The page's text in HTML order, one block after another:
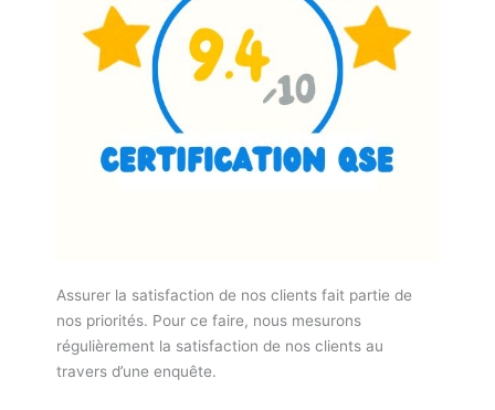
Assurer la satisfaction de nos clients fait partie de
nos priorités. Pour ce faire, nous mesurons
régulièrement la satisfaction de nos clients au
travers d’une enquête.